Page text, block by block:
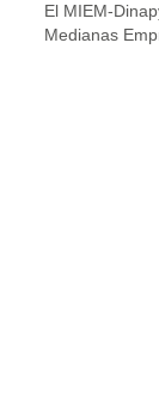
El MIEM-
Medianas